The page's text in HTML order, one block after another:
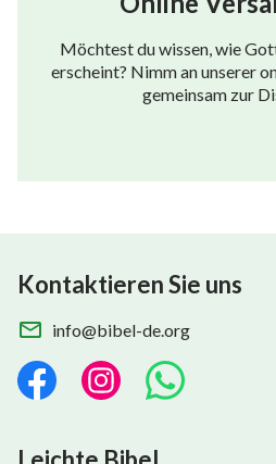
Möchtest du wissen, wie
erscheint? Nimm an unserer
gemeinsam zur
Kontaktieren Sie uns
info@bibel-de.org